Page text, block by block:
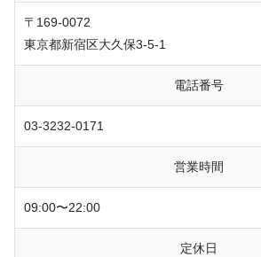
〒169-0072
東京都新宿区大久保3-5-1
電話番号
03-3232-0171
営業時間
09:00〜22:00
定休日